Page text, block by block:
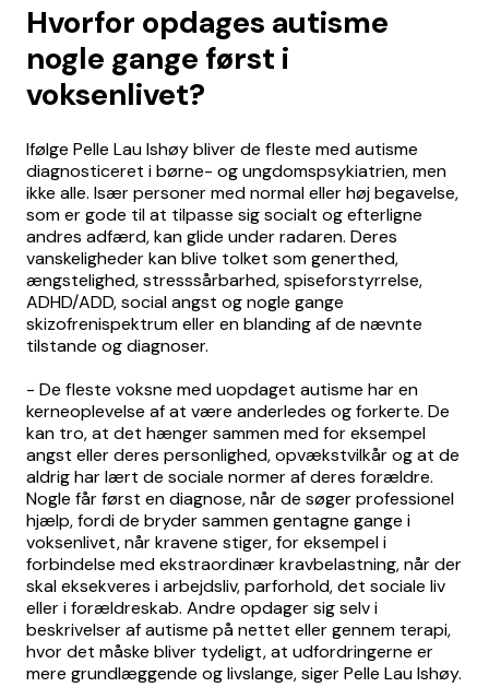
Hvorfor opdages autisme
nogle gange først i
voksenlivet?
Ifølge Pelle Lau Ishøy bliver de fleste med autisme
diagnosticeret i børne- og ungdomspsykiatrien, men
ikke alle. Især personer med normal eller høj begavelse,
som er gode til at tilpasse sig socialt og efterligne
andres adfærd, kan glide under radaren. Deres
vanskeligheder kan blive tolket som generthed,
ængstelighed, stresssårbarhed, spiseforstyrrelse,
ADHD/ADD, social angst og nogle gange
skizofrenispektrum eller en blanding af de nævnte
tilstande og diagnoser.
- De fleste voksne med uopdaget autisme har en
kerneoplevelse af at være anderledes og forkerte. De
kan tro, at det hænger sammen med for eksempel
angst eller deres personlighed, opvækstvilkår og at de
aldrig har lært de sociale normer af deres forældre.
Nogle får først en diagnose, når de søger professionel
hjælp, fordi de bryder sammen gentagne gange i
voksenlivet, når kravene stiger, for eksempel i
forbindelse med ekstraordinær kravbelastning, når der
skal eksekveres i arbejdsliv, parforhold, det sociale liv
eller i forældreskab. Andre opdager sig selv i
beskrivelser af autisme på nettet eller gennem terapi,
hvor det måske bliver tydeligt, at udfordringerne er
mere grundlæggende og livslange, siger Pelle Lau Ishøy.